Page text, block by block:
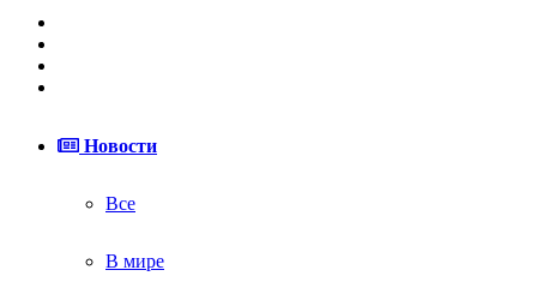
Новости
Все
В мире